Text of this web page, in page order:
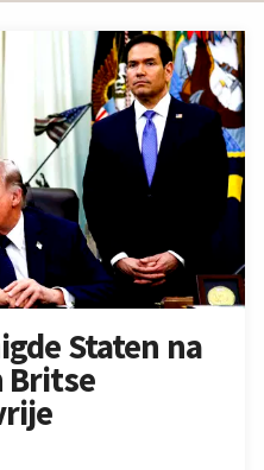
Staten na
Britse